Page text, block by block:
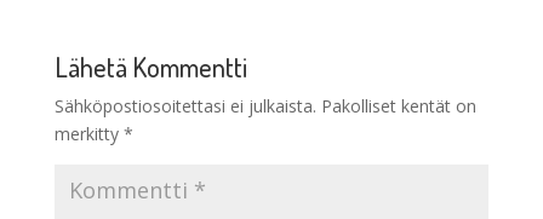
Lähetä Kommentti
Sähköpostiosoitettasi ei julkaista. Pakolliset kentät on
merkitty *